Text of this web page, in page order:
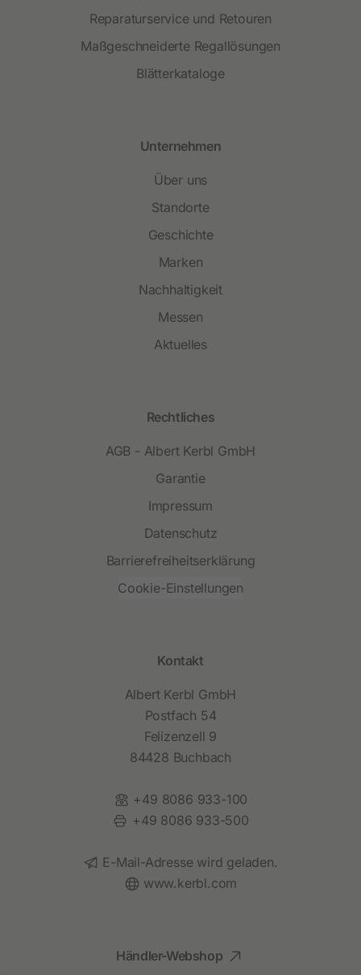
Reparaturservice und Retouren
Maßgeschneiderte Regallösungen
Blätterkataloge
Unternehmen
Über uns
Standorte
Geschichte
Marken
Nachhaltigkeit
Messen
Aktuelles
Rechtliches
AGB - Albert Kerbl GmbH
Garantie
Impressum
Datenschutz
Barrierefreiheitserklärung
Cookie-Einstellungen
Kontakt
Albert Kerbl GmbH
Postfach 54
Felizenzell 9
84428 Buchbach
Telefon:
+49 8086 933-100
Fax:
+49 8086 933-500
E-Mail:
E-Mail-Adresse wird geladen.
Website:
www.kerbl.com
Händler-Webshop